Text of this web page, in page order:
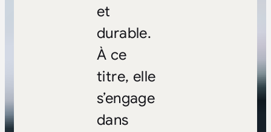
et
durable.
À ce
titre, elle
s’engage
dans